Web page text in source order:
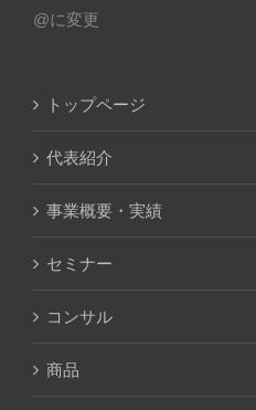
@に変更
トップページ
代表紹介
事業概要・実績
セミナー
コンサル
商品